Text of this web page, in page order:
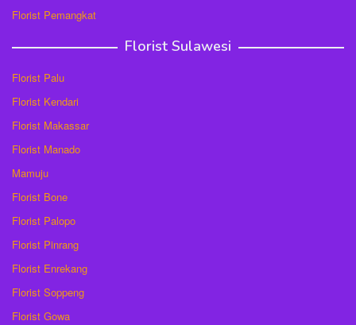
Florist Pemangkat
Florist Sulawesi
Florist Palu
Florist Kendari
Florist Makassar
Florist Manado
Mamuju
Florist Bone
Florist Palopo
Florist Pinrang
Florist Enrekang
Florist Soppeng
Florist Gowa